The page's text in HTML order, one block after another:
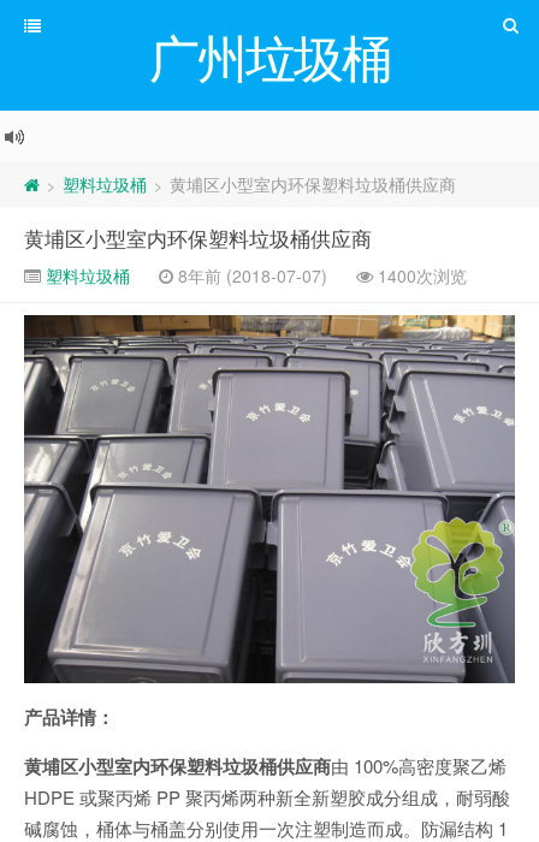
广州垃圾桶
> 塑料垃圾桶 > 黄埔区小型室内环保塑料垃圾桶供应商
黄埔区小型室内环保塑料垃圾桶供应商
塑料垃圾桶 8年前 (2018-07-07) 1400次浏览
产品详情：
黄埔区小型室内环保塑料垃圾桶供应商由 100%高密度聚乙烯
HDPE 或聚丙烯 PP 聚丙烯两种新全新塑胶成分组成，耐弱酸
碱腐蚀，桶体与桶盖分别使用一次注塑制造而成。防漏结构 1